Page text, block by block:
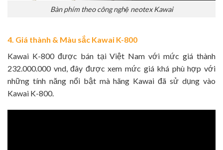
Bàn phím theo công nghệ neotex Kawai
4. Giá thành & Màu sắc Kawai K-800
Kawai K-800 được bán tại Việt Nam với mức giá thành
232.000.000 vnd, đây được xem mức giá khá phù hợp với
những tính năng nổi bật mà hãng Kawai đã sử dụng vào
Kawai K-800.